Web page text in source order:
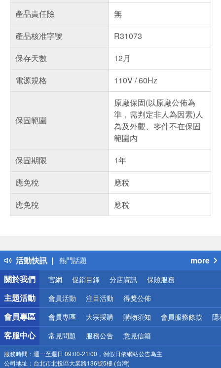
產品責任險
無
產品核准字號
R31073
保存天數
12月
電源規格
110V / 60Hz
保固範圍
原廠保固(以原廠公佈為
準，需判定非人為因素)人
為及外觀、零件不在保固
範圍內
保固期限
1年
應免稅
應稅
應免稅
應稅
活動快訊
得獎公告
熱門話題
銀行優惠
偏遠地區配送
詐騙網頁！請小心！
more
關於我們
官網 促銷目錄 分店資訊 保險服務
主題活動 會員活動 注目活動 得獎公佈
會員專區 會員專區 大宗採購 購物須知 會員服務條款 隱
客服中心 常見問題 服務公告 意見信箱
服務時間： 週一至週日 09:00-21:00，例假日依網站公告為主
公司地址： 台北市北投區大業路136號5樓 (台灣)